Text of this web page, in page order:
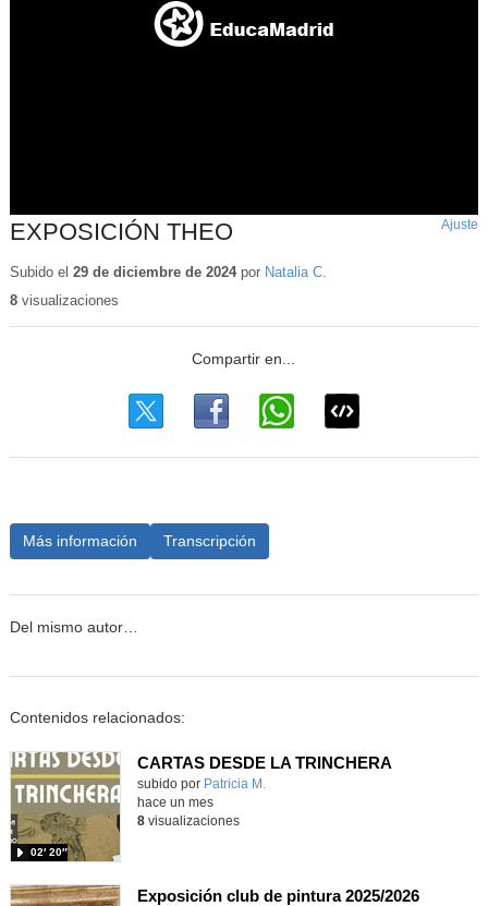
EXPOSICIÓN THEO Ajuste
Subido el 29 de diciembre de 2024por Natalia C.
8visualizaciones
Más información Transcripción
Del mismo autor…
Contenidos relacionados:
CARTAS DESDE LA TRINCHERA
Contenido educativo.
subido por Patricia M.
02′ 20″
hace un mes
8visualizaciones
Exposición club de pintura 2025/2026